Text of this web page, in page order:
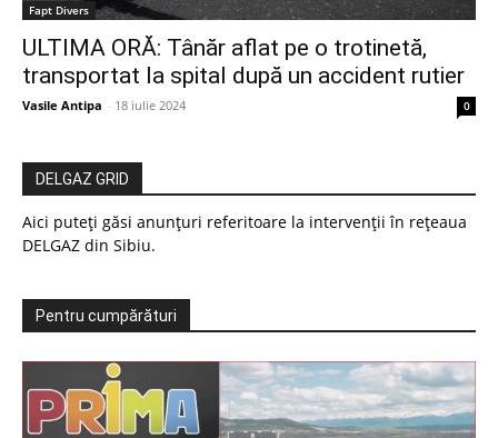
Fapt Divers
ULTIMA ORĂ: Tânăr aflat pe o trotinetă,
transportat la spital după un accident rutier
Vasile Antipa - 18 iulie 2024 0
DELGAZ GRID
Aici puteți găsi anunțuri referitoare la intervenții în rețeaua
DELGAZ din Sibiu.
Pentru cumpărături